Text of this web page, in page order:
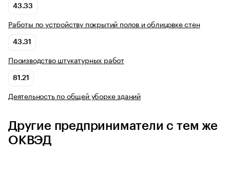
43.33
Работы по устройству покрытий полов и облицовке стен
43.31
Производство штукатурных работ
81.21
Деятельность по общей уборке зданий
Другие предприниматели с тем же
ОКВЭД